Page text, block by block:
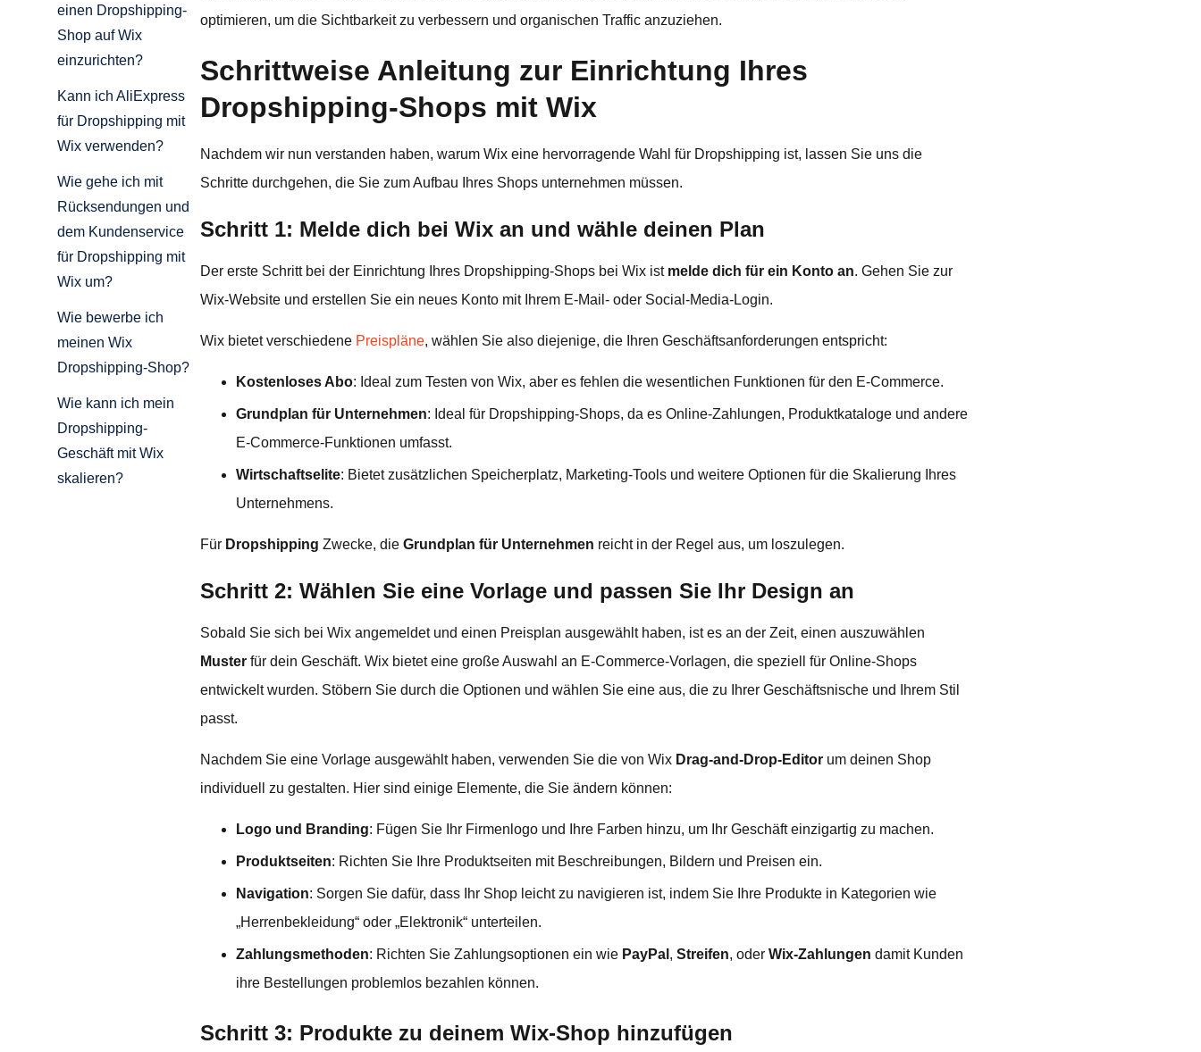
einen Dropshipping-
Shop auf Wix
einzurichten?
Kann ich AliExpress
für Dropshipping mit
Wix verwenden?
Wie gehe ich mit
Rücksendungen und
dem Kundenservice
für Dropshipping mit
Wix um?
Wie bewerbe ich
meinen Wix
Dropshipping-Shop?
Wie kann ich mein
Dropshipping-
Geschäft mit Wix
skalieren?
optimieren, um die Sichtbarkeit zu verbessern und organischen Traffic anzuziehen.
Schrittweise Anleitung zur Einrichtung Ihres
Dropshipping-Shops mit Wix
Nachdem wir nun verstanden haben, warum Wix eine hervorragende Wahl für Dropshipping ist, lassen Sie uns die
Schritte durchgehen, die Sie zum Aufbau Ihres Shops unternehmen müssen.
Schritt 1: Melde dich bei Wix an und wähle deinen Plan
Der erste Schritt bei der Einrichtung Ihres Dropshipping-Shops bei Wix ist melde dich für ein Konto an. Gehen Sie zur
Wix-Website und erstellen Sie ein neues Konto mit Ihrem E-Mail- oder Social-Media-Login.
Wix bietet verschiedene Preispläne, wählen Sie also diejenige, die Ihren Geschäftsanforderungen entspricht:
Kostenloses Abo: Ideal zum Testen von Wix, aber es fehlen die wesentlichen Funktionen für den E-Commerce.
Grundplan für Unternehmen: Ideal für Dropshipping-Shops, da es Online-Zahlungen, Produktkataloge und andere
E-Commerce-Funktionen umfasst.
Wirtschaftselite: Bietet zusätzlichen Speicherplatz, Marketing-Tools und weitere Optionen für die Skalierung Ihres
Unternehmens.
Für Dropshipping Zwecke, die Grundplan für Unternehmen reicht in der Regel aus, um loszulegen.
Schritt 2: Wählen Sie eine Vorlage und passen Sie Ihr Design an
Sobald Sie sich bei Wix angemeldet und einen Preisplan ausgewählt haben, ist es an der Zeit, einen auszuwählen
Muster für dein Geschäft. Wix bietet eine große Auswahl an E-Commerce-Vorlagen, die speziell für Online-Shops
entwickelt wurden. Stöbern Sie durch die Optionen und wählen Sie eine aus, die zu Ihrer Geschäftsnische und Ihrem Stil
passt.
Nachdem Sie eine Vorlage ausgewählt haben, verwenden Sie die von Wix Drag-and-Drop-Editor um deinen Shop
individuell zu gestalten. Hier sind einige Elemente, die Sie ändern können:
Logo und Branding: Fügen Sie Ihr Firmenlogo und Ihre Farben hinzu, um Ihr Geschäft einzigartig zu machen.
Produktseiten: Richten Sie Ihre Produktseiten mit Beschreibungen, Bildern und Preisen ein.
Navigation: Sorgen Sie dafür, dass Ihr Shop leicht zu navigieren ist, indem Sie Ihre Produkte in Kategorien wie
„Herrenbekleidung“ oder „Elektronik“ unterteilen.
Zahlungsmethoden: Richten Sie Zahlungsoptionen ein wie PayPal , Streifen, oder Wix-Zahlungen damit Kunden
ihre Bestellungen problemlos bezahlen können.
Schritt 3: Produkte zu deinem Wix-Shop hinzufügen